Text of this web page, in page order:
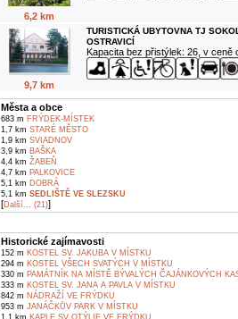
6,2 km
9,7 km
TURISTICKÁ UBYTOVNA TJ
OSTRAVICÍ
Kapacita bez přistýlek: 26, v ceně
Města a obce
683 m FRÝDEK-MÍSTEK
1,7 km STARÉ MĚSTO
1,9 km SVIADNOV
3,9 km BAŠKA
4,4 km ŽABEŇ
4,7 km PALKOVICE
5,1 km DOBRÁ
5,1 km SEDLIŠTĚ VE SLEZSKU
[Další... (21)]
Historické zajímavosti
152 m KOSTEL SV. JAKUBA V MÍSTKU
294 m KOSTEL VŠECH SVATÝCH V MÍSTKU
330 m PAMÁTNÍK NA MÍSTĚ BÝVALÝCH ČAJÁNKOVÝCH
333 m KOSTEL SV. JANA A PAVLA V MÍSTKU
842 m NÁDRAŽÍ VE FRÝDKU
953 m JANÁČKŮV PARK V MÍSTKU
1,1 km KAPLE SV OTÝLIE VE FRÝDKU